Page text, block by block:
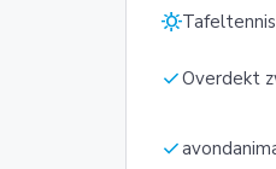
sunnyTafeltennis
checkOverdekt
check